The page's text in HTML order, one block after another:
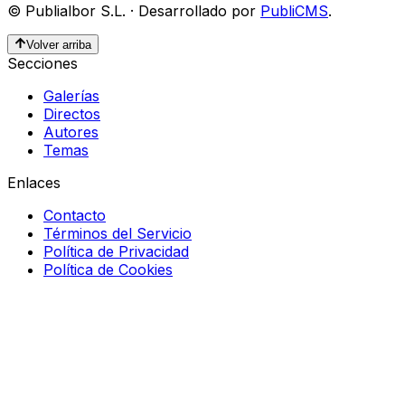
© Publialbor S.L. · Desarrollado por PubliCMS.
Volver arriba
Secciones
Galerías
Directos
Autores
Temas
Enlaces
Contacto
Términos del Servicio
Política de Privacidad
Política de Cookies